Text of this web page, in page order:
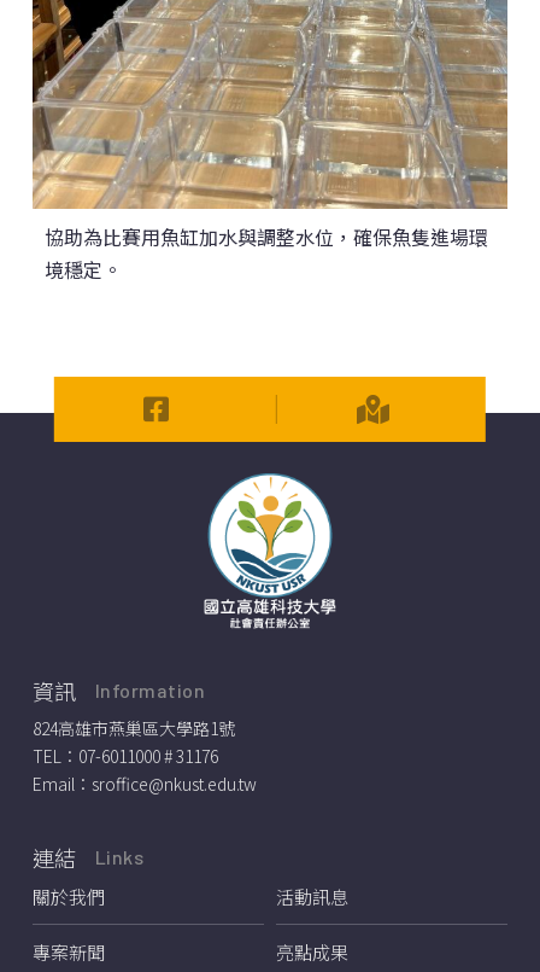
協助為比賽用魚缸加水與調整水位，確保魚隻進場環
境穩定。
資訊 Information
824高雄市燕巢區大學路1號
TEL： 07-6011000 # 31176
Email： sroffice@nkust.edu.tw
連結 Links
關於我們 活動訊息
專案新聞 亮點成果